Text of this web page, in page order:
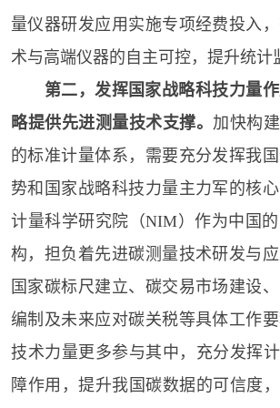
量仪器研发应用实施专项经费投入
术与高端仪器的自主可控，提升统计
第二，发挥国家战略科技力量作
略提供先进测量技术支撑。 加快构
的标准计量体系，需要充分发挥我
势和国家战略科技力量主力军的核
计量科学研究院（NIM）作为中国
构，担负着先进碳测量技术研发与应
国家碳标尺建立、碳交易市场建设
编制及未来应对碳关税等具体工作
技术力量更多参与其中，充分发挥
障作用，提升我国碳数据的可信度